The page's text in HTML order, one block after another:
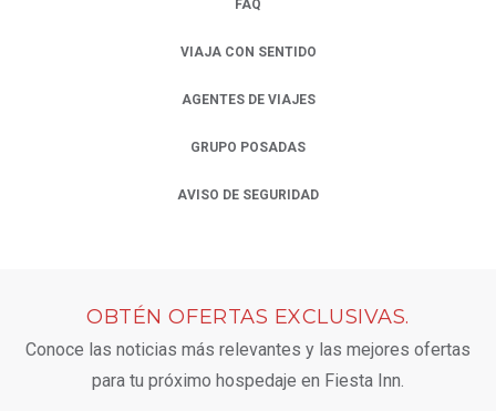
FAQ
VIAJA CON SENTIDO
AGENTES DE VIAJES
OPENS IN A NEW TAB.
GRUPO POSADAS
OPENS IN A NEW TAB.
AVISO DE SEGURIDAD
OPENS IN A NEW TAB.
OBTÉN OFERTAS EXCLUSIVAS.
Conoce las noticias más relevantes y las mejores ofertas
para tu próximo hospedaje en Fiesta Inn.